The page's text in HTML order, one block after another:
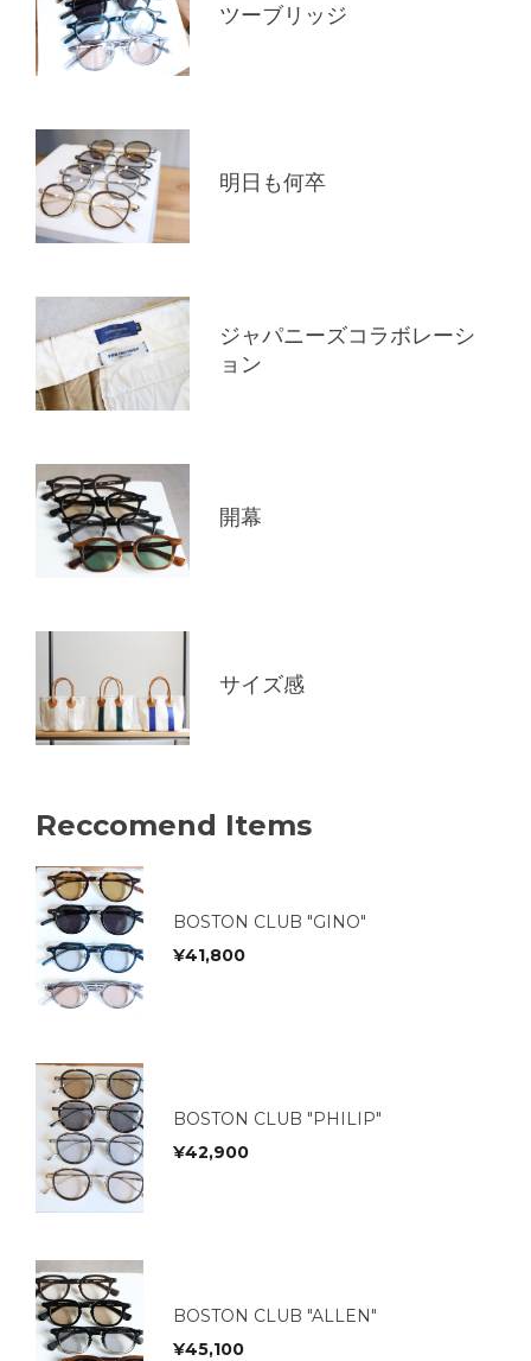
ツーブリッジ
明日も何卒
ジャパニーズコラボレーシ
ョン
開幕
サイズ感
Reccomend Items
BOSTON CLUB "GINO"
¥41,800
BOSTON CLUB "PHILIP"
¥42,900
BOSTON CLUB "ALLEN"
¥45,100